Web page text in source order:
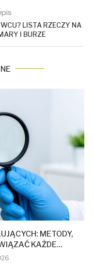
LISTA RZECZY NA
I BURZE
METODY,
KAŻDE...